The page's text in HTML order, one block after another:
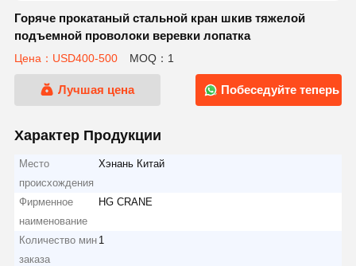
Горяче прокатаный стальной кран шкив тяжелой
подъемной проволоки веревки лопатка
Цена：USD400-500 MOQ：1
Лучшая цена Побеседуйте теперь
Характер Продукции
Место
происхождения
Хэнань Китай
Фирменное
наименование
HG CRANE
Количество мин
заказа
1